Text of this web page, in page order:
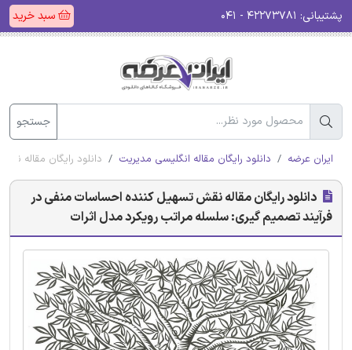
پشتیبانی: سبد خرید
جستجو
ایران عرضه دانلود رایگان مقاله انگلیسی مدیریت دانلود رایگان مقاله
دانلود رایگان مقاله نقش تسهیل کننده احساسات منفی در
فرآیند تصمیم گیری: سلسله مراتب رویکرد مدل اثرات